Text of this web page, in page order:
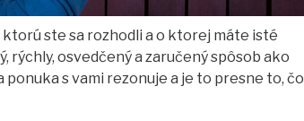
ste sa rozhodli a o ktorej máte isté
rýchly, osvedčený a zaručený spôsob ako
s vami rezonuje a je to presne to, čo